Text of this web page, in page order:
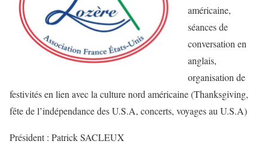
américaine,
séances de
conversation en
anglais,
organisation de
festivités en lien avec la culture nord américaine (Thanksgiving,
fête de l’indépendance des U.S.A, concerts, voyages au U.S.A)
Président : Patrick SACLEUX